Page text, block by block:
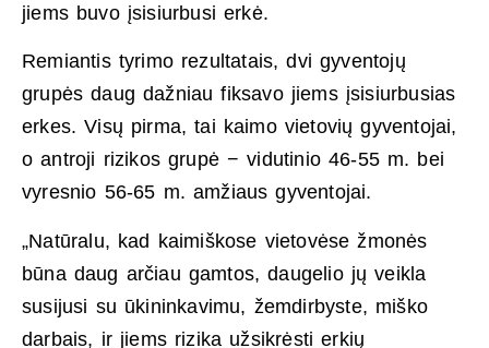
jiems buvo įsisiurbusi erkė.
Remiantis tyrimo rezultatais, dvi gyventojų
grupės daug dažniau fiksavo jiems įsisiurbusias
erkes. Visų pirma, tai kaimo vietovių gyventojai,
o antroji rizikos grupė − vidutinio 46-55 m. bei
vyresnio 56-65 m. amžiaus gyventojai.
„Natūralu, kad kaimiškose vietovėse žmonės
būna daug arčiau gamtos, daugelio jų veikla
susijusi su ūkininkavimu, žemdirbyste, miško
darbais, ir jiems rizika užsikrėsti erkių